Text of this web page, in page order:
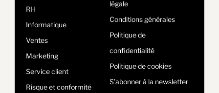
RH
Informatique
Ventes
Marketing
Service client
Risque et conformité
légale
Conditions générales
Politique de
confidentialité
Politique de cookies
S’abonner à la newsletter